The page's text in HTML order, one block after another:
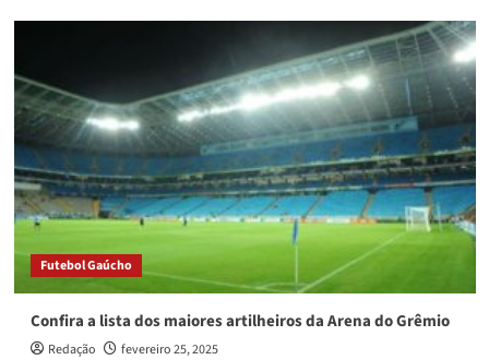
Futebol Gaúcho
Confira a lista dos maiores artilheiros da Arena do Grêmio
Redação fevereiro 25, 2025